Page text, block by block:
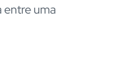
entre uma